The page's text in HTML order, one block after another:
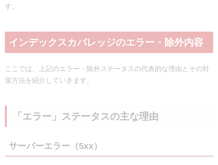
す。
インデックスカバレッジのエラー・除外内容
ここでは、上記のエラー・除外ステータスの代表的な理由とその対
策方法を紹介していきます。
「エラー」ステータスの主な理由
サーバーエラー（5xx）